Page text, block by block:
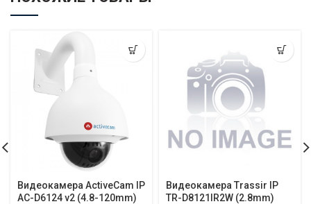
Видеокамера ActiveCam IP
AC-D6124 v2 (4.8-120mm)
Видеокамера Trassir IP
TR-D8121IR2W (2.8mm)